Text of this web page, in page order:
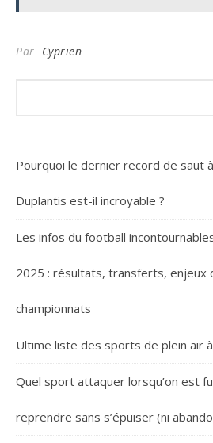
Par Cyprien
Pourquoi le dernier record de saut
Duplantis est-il incroyable ?
Les infos du football
2025 : résultats, transferts, enjeux
championnats
Ultime liste des sports de plein air
Quel sport attaquer lorsqu’on est
reprendre sans s’épuiser (ni